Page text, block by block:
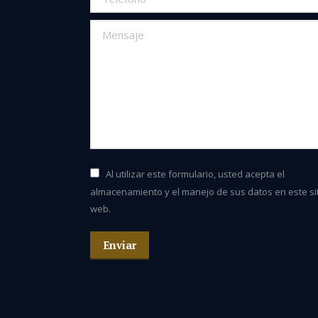
Mensaje
Al utilizar este formulario, usted acepta el
almacenamiento y el manejo de sus datos en este
web.
Enviar